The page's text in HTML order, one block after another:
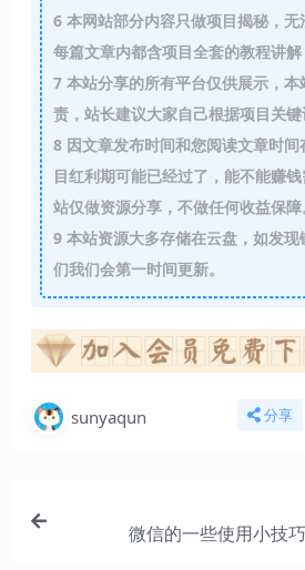
6本网站部分内容只做项目揭秘，无
每篇文章内都含项目全套的教程讲解
7本站分享的所有平台仅供展示，本
责，站长建议大家自己根据项目关键
8因文章发布时间和您阅读文章时间
目红利期可能已经过了，能不能赚
站仅做资源分享，不做任何收益保障
9本站资源大多存储在云盘，如发现
们我们会第一时间更新。
sunyaqun 分享
微信的一些使用小技